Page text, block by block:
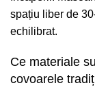
spațiu liber de
echilibrat.
Ce materiale
covoarele